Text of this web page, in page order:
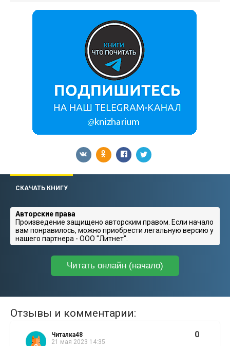
СКАЧАТЬ КНИГУ
Авторские права
Произведение защищено авторским правом. Если начало
вам понравилось, можно приобрести легальную версию у
нашего партнера - ООО "Литнет".
Читать онлайн (начало)
Отзывы и комментарии:
Читалка48
21 мая 2023 14:35
0